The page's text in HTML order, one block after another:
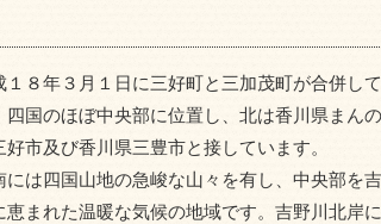
８年３月１日に三好町と三加茂町が合併して
国のほぼ中央部に位置し、北は香川県まん
市及び香川県三豊市と接しています。
には四国山地の急峻な山々を有し、中央部を
恵まれた温暖な気候の地域です。吉野川北岸